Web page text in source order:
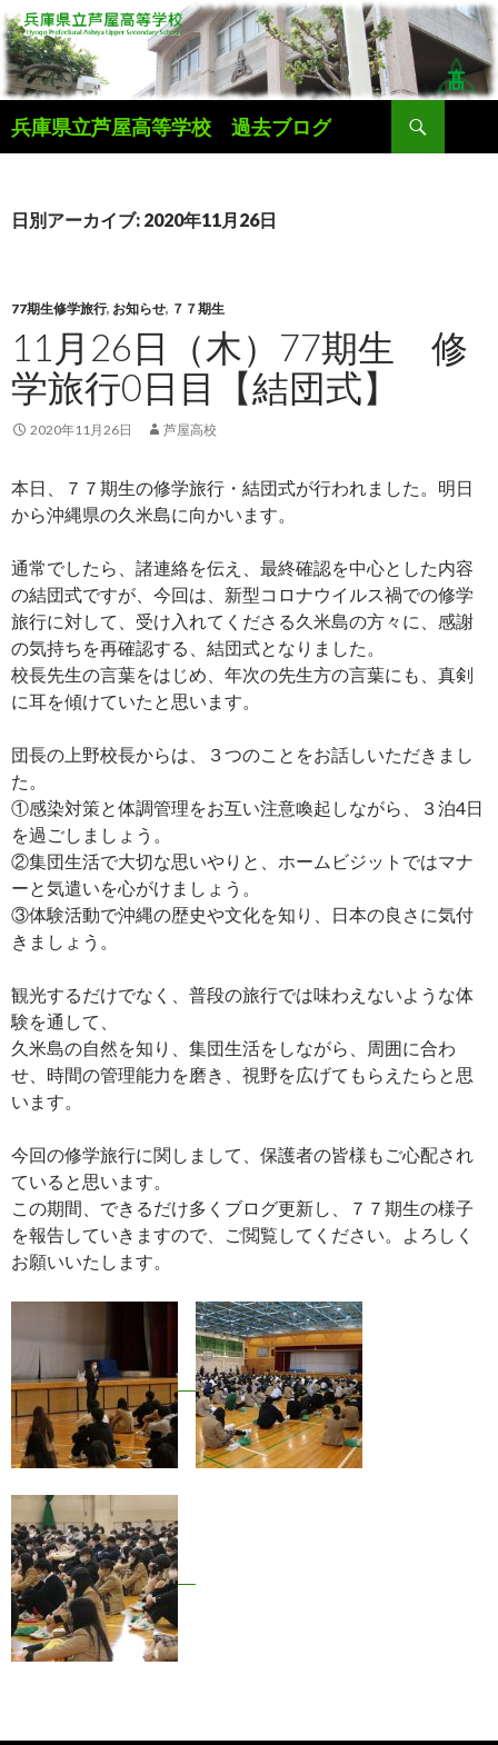
兵庫県立芦屋高等学校 過去ブログ
索
ン
キ
ッ
プ
日別アーカイブ: 2020年11月26日
77期生修学旅行, お知らせ, ７７期生
11月26日（木）77期生 修
学旅行0日目【結団式】
2020年11月26日 芦屋高校
本日、７７期生の修学旅行・結団式が行われました。明日
から沖縄県の久米島に向かいます。
通常でしたら、諸連絡を伝え、最終確認を中心とした内容
の結団式ですが、今回は、新型コロナウイルス禍での修学
旅行に対して、受け入れてくださる久米島の方々に、感謝
の気持ちを再確認する、結団式となりました。
校長先生の言葉をはじめ、年次の先生方の言葉にも、真剣
に耳を傾けていたと思います。
団長の上野校長からは、３つのことをお話しいただきまし
た。
①感染対策と体調管理をお互い注意喚起しながら、３泊4日
を過ごしましょう。
②集団生活で大切な思いやりと、ホームビジットではマナ
ーと気遣いを心がけましょう。
③体験活動で沖縄の歴史や文化を知り、日本の良さに気付
きましょう。
観光するだけでなく、普段の旅行では味わえないような体
験を通して、
久米島の自然を知り、集団生活をしながら、周囲に合わ
せ、時間の管理能力を磨き、視野を広げてもらえたらと思
います。
今回の修学旅行に関しまして、保護者の皆様もご心配され
ていると思います。
この期間、できるだけ多くブログ更新し、７７期生の様子
を報告していきますので、ご閲覧してください。よろしく
お願いいたします。